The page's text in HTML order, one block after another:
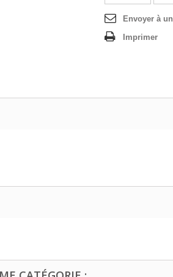
Envoyer à
Imprimer